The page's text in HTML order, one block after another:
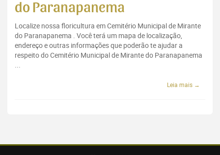
do Paranapanema
Localize nossa floricultura em Cemitério Municipal de Mirante
do Paranapanema . Você terá um mapa de localização,
endereço e outras informações que poderão te ajudar a
respeito do Cemitério Municipal de Mirante do Paranapanema
...
Leia mais →